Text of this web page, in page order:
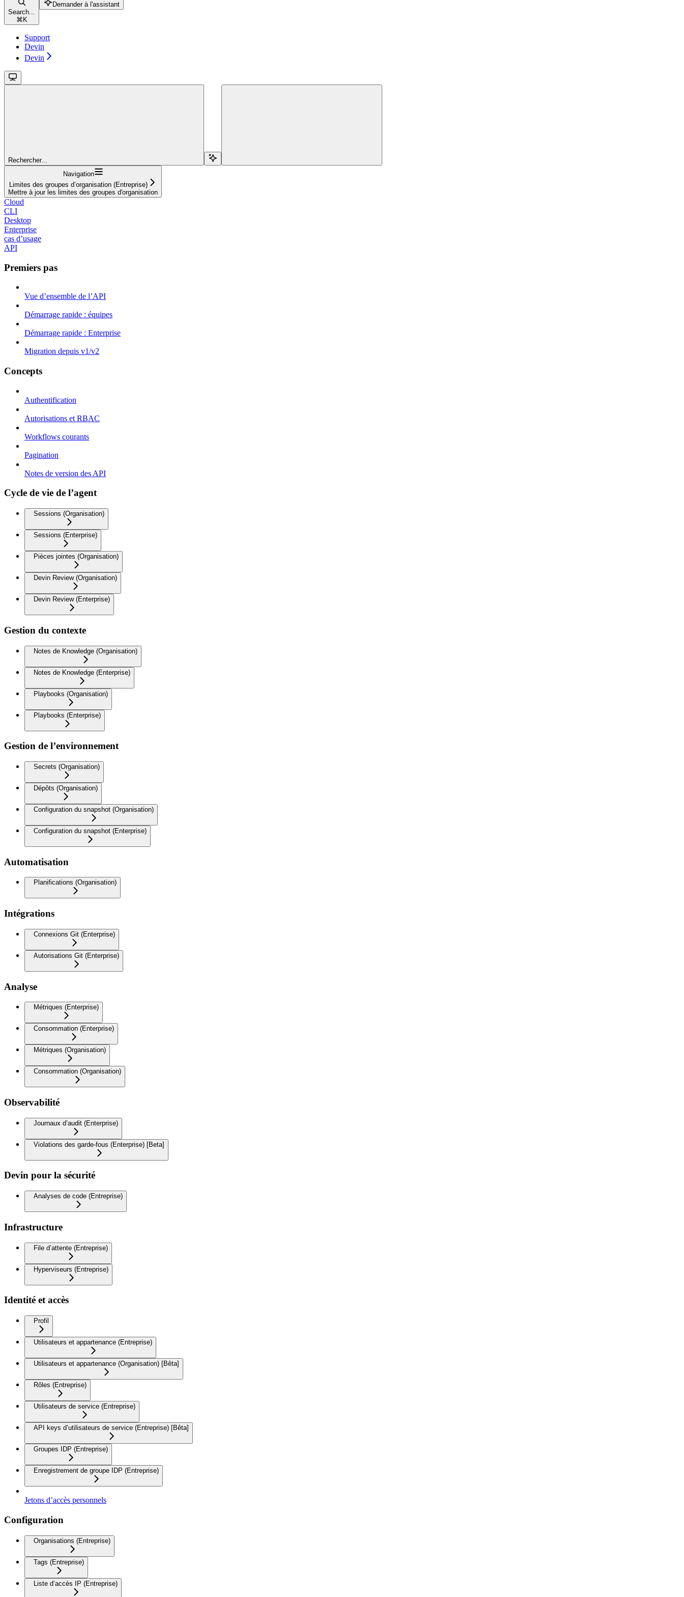
Search...
⌘ K
Demander à l'assistant
Support
Devin
Devin
Rechercher...
Navigation
Limites des groupes d’organisation (Entreprise)
Mettre à jour les limites des groupes d'organisation
Cloud
CLI
Desktop
Enterprise
cas d’usage
API
Premiers pas
Vue d’ensemble de l’API
Démarrage rapide : équipes
Démarrage rapide : Enterprise
Migration depuis v1/v2
Concepts
Authentification
Autorisations et RBAC
Workflows courants
Pagination
Notes de version des API
Cycle de vie de l’agent
Sessions (Organisation)
Sessions (Enterprise)
Pièces jointes (Organisation)
Devin Review (Organisation)
Devin Review (Enterprise)
Gestion du contexte
Notes de Knowledge (Organisation)
Notes de Knowledge (Enterprise)
Playbooks (Organisation)
Playbooks (Enterprise)
Gestion de l’environnement
Secrets (Organisation)
Dépôts (Organisation)
Configuration du snapshot (Organisation)
Configuration du snapshot (Enterprise)
Automatisation
Planifications (Organisation)
Intégrations
Connexions Git (Enterprise)
Autorisations Git (Enterprise)
Analyse
Métriques (Enterprise)
Consommation (Enterprise)
Métriques (Organisation)
Consommation (Organisation)
Observabilité
Journaux d’audit (Enterprise)
Violations des garde-fous (Enterprise) [Beta]
Devin pour la sécurité
Analyses de code (Entreprise)
Infrastructure
File d’attente (Entreprise)
Hyperviseurs (Entreprise)
Identité et accès
Profil
Utilisateurs et appartenance (Entreprise)
Utilisateurs et appartenance (Organisation) [Bêta]
Rôles (Entreprise)
Utilisateurs de service (Entreprise)
API keys d’utilisateurs de service (Entreprise) [Bêta]
Groupes IDP (Entreprise)
Enregistrement de groupe IDP (Entreprise)
Jetons d’accès personnels
Configuration
Organisations (Entreprise)
Tags (Entreprise)
Liste d’accès IP (Entreprise)